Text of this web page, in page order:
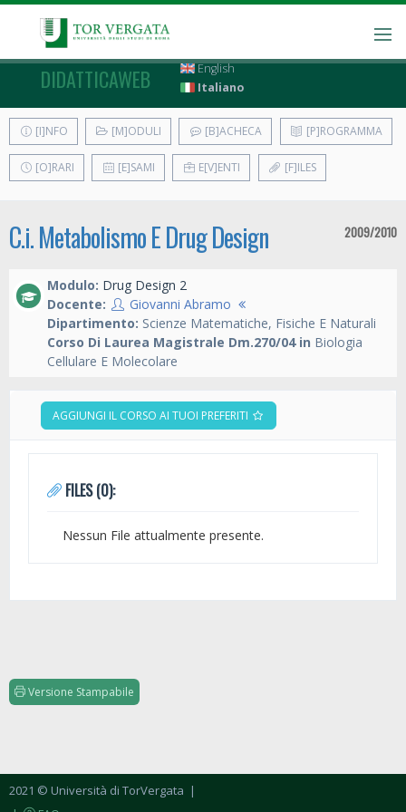
DIDATTICAWEB
English
Italiano
[I]NFO [M]ODULI [B]ACHECA [P]ROGRAMMA
[O]RARI [E]SAMI E[V]ENTI [F]ILES
C.i. Metabolismo E Drug Design 2009/2010
Modulo: Drug Design 2
Docente:
Giovanni Abramo
Dipartimento: Scienze Matematiche, Fisiche E Naturali
Corso Di Laurea Magistrale Dm.270/04 in Biologia
Cellulare E Molecolare
AGGIUNGI IL CORSO AI TUOI PREFERITI
FILES (0):
Nessun File attualmente presente.
Versione Stampabile
2021 © Università di TorVergata |